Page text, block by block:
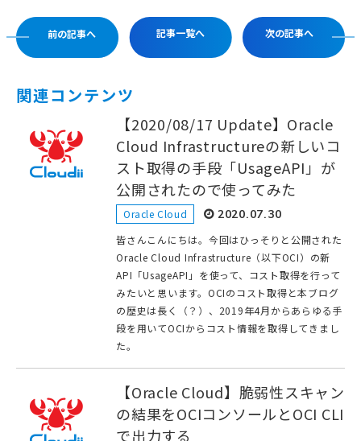
前の記事へ 記事一覧へ 次の記事へ
関連コンテンツ
【2020/08/17 Update】Oracle
Cloud Infrastructureの新しいコ
スト取得の手段「UsageAPI」が
公開されたので使ってみた
Oracle Cloud 2020.07.30
皆さんこんにちは。今回はひっそりと公開された
Oracle Cloud Infrastructure（以下OCI）の新
API「UsageAPI」を使って、コスト取得を行って
みたいと思います。OCIのコスト取得と本ブログ
の歴史は長く（？）、2019年4月からあらゆる手
段を用いてOCIからコスト情報を取得してきまし
た。
【Oracle Cloud】脆弱性スキャン
の結果をOCIコンソールとOCI CLI
で出力する